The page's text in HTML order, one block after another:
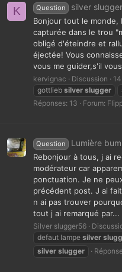
K Question silver
Bonjour tout le monde,
capturée dans le trou
obligé d'éteindre et
éjectée! Vous
vous me guider,s'il
kervignac Discussion
gottlieb silver slugger
Réponses: 13
Forum:
Question Lumière
Rebonjour à tous, j ai
modérateur car
ponctuation. Je ne
précédent post. J ai
n ai pas trouver
tout j ai remarqué par...
Silver slugger56
defaut lampe silver
silver slugger